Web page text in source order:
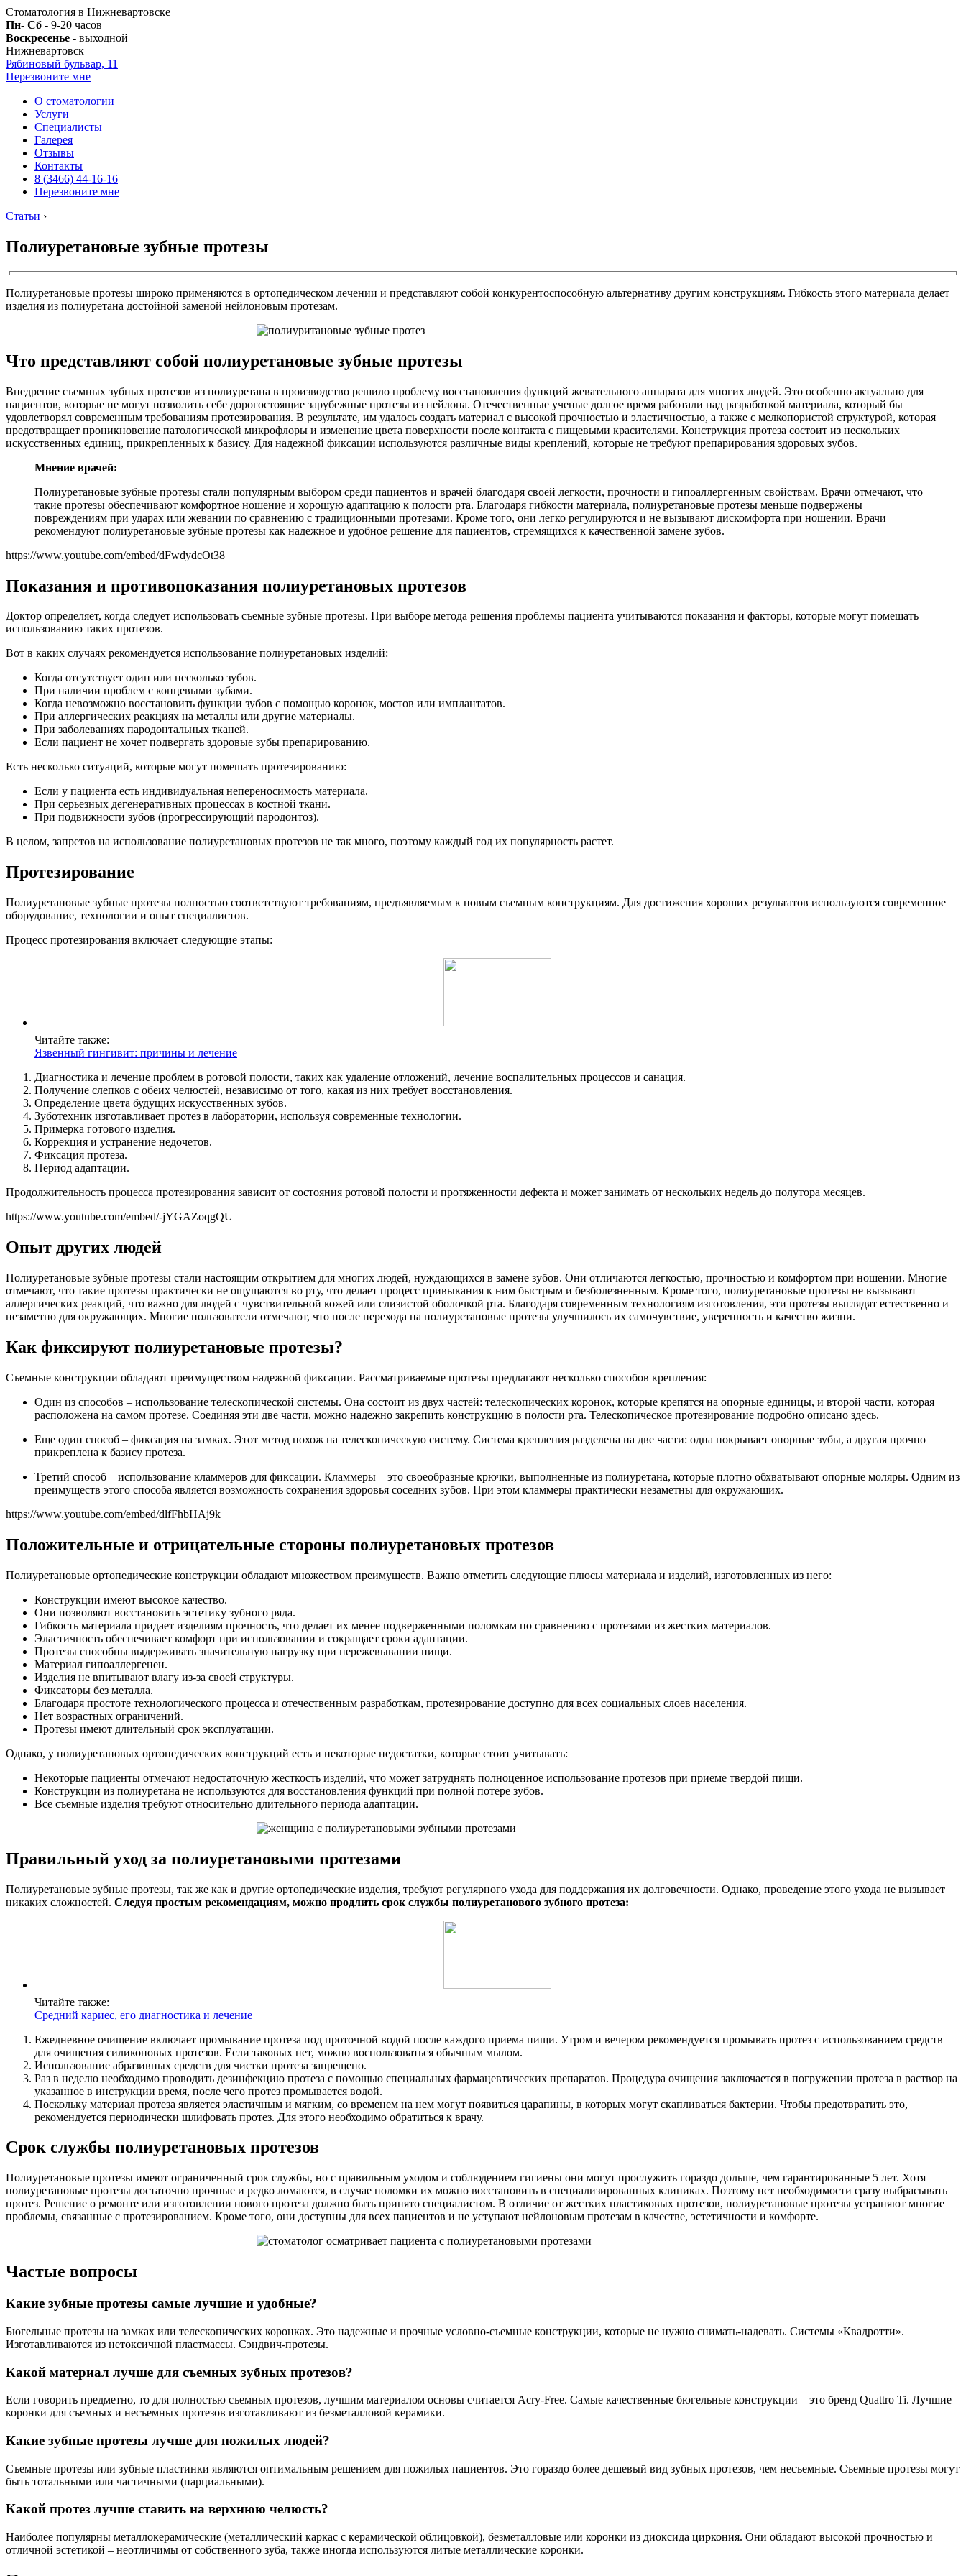
Стоматология в Нижневартовске
Пн- Сб - 9-20 часов
Воскресенье - выходной
Нижневартовск
Рябиновый бульвар, 11
Перезвоните мне
О стоматологии
Услуги
Специалисты
Галерея
Отзывы
Контакты
8 (3466) 44-16-16
Перезвоните мне
Статьи ›
Полиуретановые зубные протезы
Полиуретановые протезы широко применяются в ортопедическом лечении и представляют собой конкурентоспособную альтернативу другим конструкциям. Гибкость этого материала делает
изделия из полиуретана достойной заменой нейлоновым протезам.
Что представляют собой полиуретановые зубные протезы
Внедрение съемных зубных протезов из полиуретана в производство решило проблему восстановления функций жевательного аппарата для многих людей. Это особенно актуально для
пациентов, которые не могут позволить себе дорогостоящие зарубежные протезы из нейлона. Отечественные ученые долгое время работали над разработкой материала, который бы
удовлетворял современным требованиям протезирования. В результате, им удалось создать материал с высокой прочностью и эластичностью, а также с мелкопористой структурой, которая
предотвращает проникновение патологической микрофлоры и изменение цвета поверхности после контакта с пищевыми красителями. Конструкция протеза состоит из нескольких
искусственных единиц, прикрепленных к базису. Для надежной фиксации используются различные виды креплений, которые не требуют препарирования здоровых зубов.
Мнение врачей:
Полиуретановые зубные протезы стали популярным выбором среди пациентов и врачей благодаря своей легкости, прочности и гипоаллергенным свойствам. Врачи отмечают, что
такие протезы обеспечивают комфортное ношение и хорошую адаптацию к полости рта. Благодаря гибкости материала, полиуретановые протезы меньше подвержены
повреждениям при ударах или жевании по сравнению с традиционными протезами. Кроме того, они легко регулируются и не вызывают дискомфорта при ношении. Врачи
рекомендуют полиуретановые зубные протезы как надежное и удобное решение для пациентов, стремящихся к качественной замене зубов.
https://www.youtube.com/embed/dFwdydcOt38
Показания и противопоказания полиуретановых протезов
Доктор определяет, когда следует использовать съемные зубные протезы. При выборе метода решения проблемы пациента учитываются показания и факторы, которые могут помешать
использованию таких протезов.
Вот в каких случаях рекомендуется использование полиуретановых изделий:
Когда отсутствует один или несколько зубов.
При наличии проблем с концевыми зубами.
Когда невозможно восстановить функции зубов с помощью коронок, мостов или имплантатов.
При аллергических реакциях на металлы или другие материалы.
При заболеваниях пародонтальных тканей.
Если пациент не хочет подвергать здоровые зубы препарированию.
Есть несколько ситуаций, которые могут помешать протезированию:
Если у пациента есть индивидуальная непереносимость материала.
При серьезных дегенеративных процессах в костной ткани.
При подвижности зубов (прогрессирующий пародонтоз).
В целом, запретов на использование полиуретановых протезов не так много, поэтому каждый год их популярность растет.
Протезирование
Полиуретановые зубные протезы полностью соответствуют требованиям, предъявляемым к новым съемным конструкциям. Для достижения хороших результатов используются современное
оборудование, технологии и опыт специалистов.
Процесс протезирования включает следующие этапы:
Читайте также:
Язвенный гингивит: причины и лечение
Диагностика и лечение проблем в ротовой полости, таких как удаление отложений, лечение воспалительных процессов и санация.
Получение слепков с обеих челюстей, независимо от того, какая из них требует восстановления.
Определение цвета будущих искусственных зубов.
Зуботехник изготавливает протез в лаборатории, используя современные технологии.
Примерка готового изделия.
Коррекция и устранение недочетов.
Фиксация протеза.
Период адаптации.
Продолжительность процесса протезирования зависит от состояния ротовой полости и протяженности дефекта и может занимать от нескольких недель до полутора месяцев.
https://www.youtube.com/embed/-jYGAZoqgQU
Опыт других людей
Полиуретановые зубные протезы стали настоящим открытием для многих людей, нуждающихся в замене зубов. Они отличаются легкостью, прочностью и комфортом при ношении. Многие
отмечают, что такие протезы практически не ощущаются во рту, что делает процесс привыкания к ним быстрым и безболезненным. Кроме того, полиуретановые протезы не вызывают
аллергических реакций, что важно для людей с чувствительной кожей или слизистой оболочкой рта. Благодаря современным технологиям изготовления, эти протезы выглядят естественно и
незаметно для окружающих. Многие пользователи отмечают, что после перехода на полиуретановые протезы улучшилось их самочувствие, уверенность и качество жизни.
Как фиксируют полиуретановые протезы?
Съемные конструкции обладают преимуществом надежной фиксации. Рассматриваемые протезы предлагают несколько способов крепления:
Один из способов – использование телескопической системы. Она состоит из двух частей: телескопических коронок, которые крепятся на опорные единицы, и второй части, которая
расположена на самом протезе. Соединяя эти две части, можно надежно закрепить конструкцию в полости рта. Телескопическое протезирование подробно описано здесь.
Еще один способ – фиксация на замках. Этот метод похож на телескопическую систему. Система крепления разделена на две части: одна покрывает опорные зубы, а другая прочно
прикреплена к базису протеза.
Третий способ – использование кламмеров для фиксации. Кламмеры – это своеобразные крючки, выполненные из полиуретана, которые плотно обхватывают опорные моляры. Одним из
преимуществ этого способа является возможность сохранения здоровья соседних зубов. При этом кламмеры практически незаметны для окружающих.
https://www.youtube.com/embed/dlfFhbHAj9k
Положительные и отрицательные стороны полиуретановых протезов
Полиуретановые ортопедические конструкции обладают множеством преимуществ. Важно отметить следующие плюсы материала и изделий, изготовленных из него:
Конструкции имеют высокое качество.
Они позволяют восстановить эстетику зубного ряда.
Гибкость материала придает изделиям прочность, что делает их менее подверженными поломкам по сравнению с протезами из жестких материалов.
Эластичность обеспечивает комфорт при использовании и сокращает сроки адаптации.
Протезы способны выдерживать значительную нагрузку при пережевывании пищи.
Материал гипоаллергенен.
Изделия не впитывают влагу из-за своей структуры.
Фиксаторы без металла.
Благодаря простоте технологического процесса и отечественным разработкам, протезирование доступно для всех социальных слоев населения.
Нет возрастных ограничений.
Протезы имеют длительный срок эксплуатации.
Однако, у полиуретановых ортопедических конструкций есть и некоторые недостатки, которые стоит учитывать:
Некоторые пациенты отмечают недостаточную жесткость изделий, что может затруднять полноценное использование протезов при приеме твердой пищи.
Конструкции из полиуретана не используются для восстановления функций при полной потере зубов.
Все съемные изделия требуют относительно длительного периода адаптации.
Правильный уход за полиуретановыми протезами
Полиуретановые зубные протезы, так же как и другие ортопедические изделия, требуют регулярного ухода для поддержания их долговечности. Однако, проведение этого ухода не вызывает
никаких сложностей. Следуя простым рекомендациям, можно продлить срок службы полиуретанового зубного протеза:
Читайте также:
Средний кариес, его диагностика и лечение
Ежедневное очищение включает промывание протеза под проточной водой после каждого приема пищи. Утром и вечером рекомендуется промывать протез с использованием средств
для очищения силиконовых протезов. Если таковых нет, можно воспользоваться обычным мылом.
Использование абразивных средств для чистки протеза запрещено.
Раз в неделю необходимо проводить дезинфекцию протеза с помощью специальных фармацевтических препаратов. Процедура очищения заключается в погружении протеза в раствор на
указанное в инструкции время, после чего протез промывается водой.
Поскольку материал протеза является эластичным и мягким, со временем на нем могут появиться царапины, в которых могут скапливаться бактерии. Чтобы предотвратить это,
рекомендуется периодически шлифовать протез. Для этого необходимо обратиться к врачу.
Срок службы полиуретановых протезов
Полиуретановые протезы имеют ограниченный срок службы, но с правильным уходом и соблюдением гигиены они могут прослужить гораздо дольше, чем гарантированные 5 лет. Хотя
полиуретановые протезы достаточно прочные и редко ломаются, в случае поломки их можно восстановить в специализированных клиниках. Поэтому нет необходимости сразу выбрасывать
протез. Решение о ремонте или изготовлении нового протеза должно быть принято специалистом. В отличие от жестких пластиковых протезов, полиуретановые протезы устраняют многие
проблемы, связанные с протезированием. Кроме того, они доступны для всех пациентов и не уступают нейлоновым протезам в качестве, эстетичности и комфорте.
Частые вопросы
Какие зубные протезы самые лучшие и удобные?
Бюгельные протезы на замках или телескопических коронках. Это надежные и прочные условно-съемные конструкции, которые не нужно снимать-надевать. Системы «Квадротти».
Изготавливаются из нетоксичной пластмассы. Сэндвич-протезы.
Какой материал лучше для съемных зубных протезов?
Если говорить предметно, то для полностью съемных протезов, лучшим материалом основы считается Acry-Free. Самые качественные бюгельные конструкции – это бренд Quattro Ti. Лучшие
коронки для съемных и несъемных протезов изготавливают из безметалловой керамики.
Какие зубные протезы лучше для пожилых людей?
Съемные протезы или зубные пластинки являются оптимальным решением для пожилых пациентов. Это гораздо более дешевый вид зубных протезов, чем несъемные. Съемные протезы могут
быть тотальными или частичными (парциальными).
Какой протез лучше ставить на верхнюю челюсть?
Наиболее популярны металлокерамические (металлический каркас с керамической облицовкой), безметалловые или коронки из диоксида циркония. Они обладают высокой прочностью и
отличной эстетикой – неотличимы от собственного зуба, также иногда используются литые металлические коронки.